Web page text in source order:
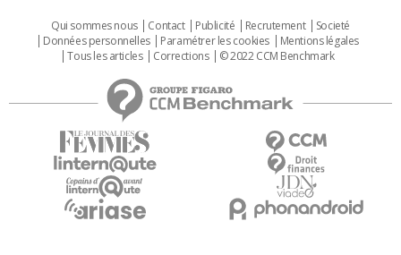
Qui sommes nous Contact Publicité Recrutement
Societé
Données personnelles
Paramétrer les cookies
Mentions légales
Tous les articles
Corrections © 2022 CCM Benchmark